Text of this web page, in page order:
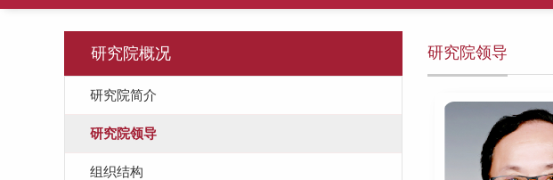
研究院概况
研究院简介
研究院领导
组织结构
研究院领导